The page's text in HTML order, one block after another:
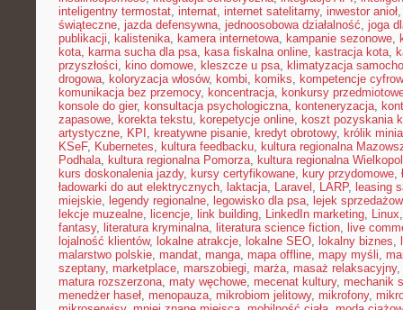
inteligentny termostat, internat, internet satelitarny, inwestor anioł
świąteczne, jazda defensywna, jednoosobowa działalność, joga
publikacji, kalistenika, kamera internetowa, kampanie sezonowe,
kota, karma sucha dla psa, kasa fiskalna online, kastracja kota,
przyszłości, kino domowe, kleszcze u psa, klimatyzacja
drogowa, koloryzacja włosów, kombi, komiks, kompetencje
komunikacja bez przemocy, koncentracja, konkursy
konsole do gier, konsultacja psychologiczna, konteneryzacja,
zapasowe, korekta tekstu, korepetycje online, koszt pozyskania
artystyczne, KPI , kreatywne pisanie, kredyt obrotowy, królik
KSeF, Kubernetes, kultura feedbacku, kultura regionalna
Podhala, kultura regionalna Pomorza, kultura regionalna
kurs doskonalenia jazdy, kursy certyfikowane, kury przydomowe,
ładowarki do aut elektrycznych, laktacja, Laravel , LARP, leasing
miejskie, legendy regionalne, legowisko dla psa, lejek
lekcje muzealne, licencje, link building, LinkedIn marketing, Linux
fantasy, literatura kryminalna, literatura science fiction, live
lojalność klientów, lokalne atrakcje, lokalne SEO, lokalny biznes,
malarstwo polskie, mandat, manga, mapa offline, mapy myśli,
szeptany, marketplace, marszobiegi, marża, masaż relaksacyjny,
matura rozszerzona, maty węchowe, mecenat kultury, mechanik
menedżer haseł, menopauza, mikrobiom jelitowy, mikrofony,